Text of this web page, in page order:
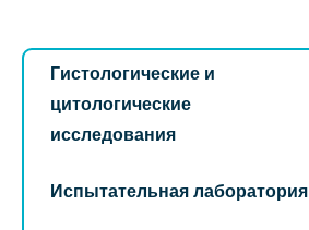
Гистологические и
цитологические
исследования
Испытательная лаборатория